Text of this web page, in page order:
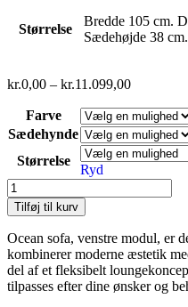
Størrelse
Bredde 105 cm.
Sædehøjde 38 cm.
kr.0,00 – kr.11.099,00
Farve
Sædehynde
Størrelse
Ryd
Tilføj til kurv
Ocean sofa, venstre modul, er
kombinerer moderne æstetik
del af et fleksibelt
tilpasses efter dine ønsker og